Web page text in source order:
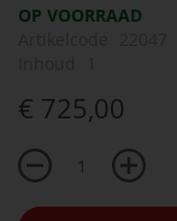
OP VOORRAAD
€ 725,00
Ga
van
afbeeldingen-
gallerij